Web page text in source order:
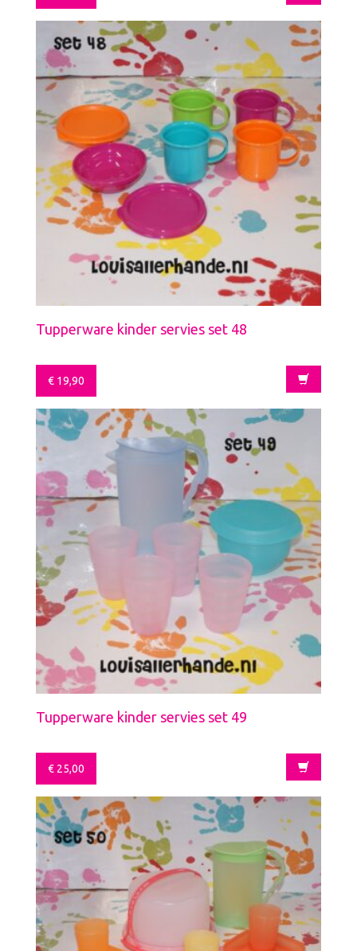
Tupperware kinder servies set 48
€ 19,90
Tupperware kinder servies set 49
€ 25,00